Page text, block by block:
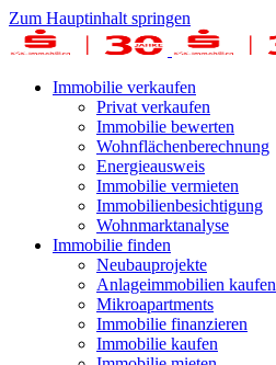
Zum Hauptinhalt springen
Immobilie verkaufen
Privat verkaufen
Immobilie bewerten
Wohnflächenberechnung
Energieausweis
Immobilie vermieten
Immobilienbesichtigung
Wohnmarktanalyse
Immobilie finden
Neubauprojekte
Anlageimmobilien kaufen
Mikroapartments
Immobilie finanzieren
Immobilie kaufen